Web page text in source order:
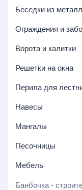
Беседки из
Ограждения и
Ворота и калитки
Решетки на окна
Перила для
Навесы
Мангалы
Песочницы
Мебель
Банбочка -